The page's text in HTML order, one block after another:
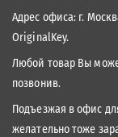
Адрес офиса: г.
OriginalKey.
Любой товар Вы
позвонив.
Подъезжая в офис
желательно тоже